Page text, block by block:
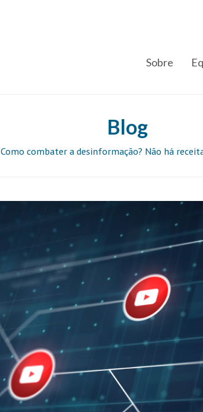
Sobre
Blog
Como combater a desinformação? Não há